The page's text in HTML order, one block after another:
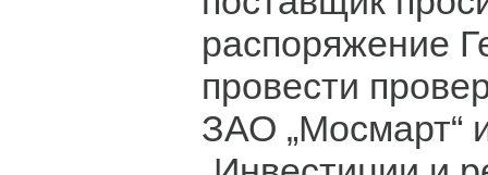
распоряжение
провести
ЗАО „Мосмарт“